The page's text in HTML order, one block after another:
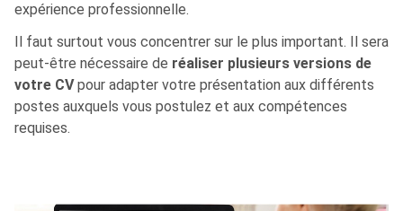
expérience professionnelle.
Il faut surtout vous concentrer sur le plus important. Il sera
peut-être nécessaire de réaliser plusieurs versions de
votre CVpour adapter votre présentation aux différents
postes auxquels vous postulez et aux compétences
requises.